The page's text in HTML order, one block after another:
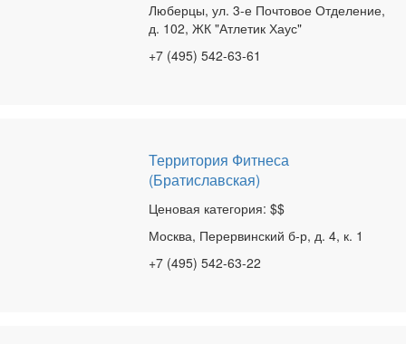
Люберцы, ул. 3-е Почтовое Отделение,
д. 102, ЖК "Атлетик Хаус"
+7 (495) 542-63-61
Территория Фитнеса
(Братиславская)
Ценовая категория: $$
Москва, Перервинский б-р, д. 4, к. 1
+7 (495) 542-63-22